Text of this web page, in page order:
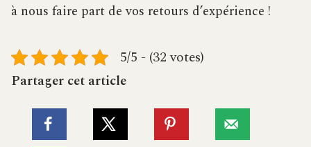
à nous faire part de vos retours d’expérience !
5/5 - (32 votes)
Partager cet article